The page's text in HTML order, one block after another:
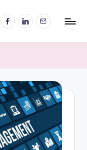
FacebookLinkedIn
電
子